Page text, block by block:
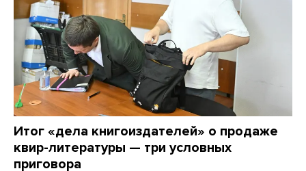
Итог «дела книгоиздателей» о продаже
квир-литературы — три условных
приговора